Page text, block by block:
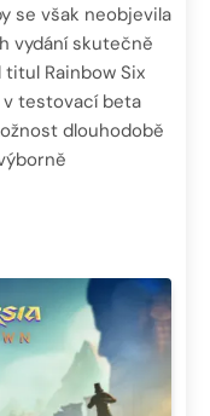
se však neobjevila
vydání skutečně
Rainbow Six
testovací beta
dlouhodobě